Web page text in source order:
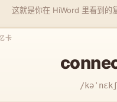
这就是你在 HiWord 里看到
/